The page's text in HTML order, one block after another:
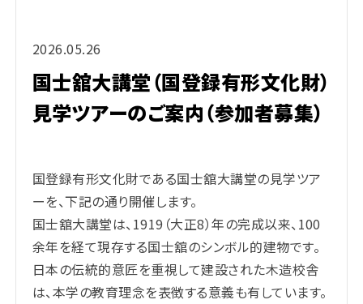
2026.05.26
国士舘大講堂（国登録有形文化財）
見学ツアーのご案内（参加者募集）
国登録有形文化財である国士舘大講堂の見学ツア
ーを、下記の通り開催します。
国士舘大講堂は、1919（大正8）年の完成以来、100
余年を経て現存する国士舘のシンボル的建物です。
日本の伝統的意匠を重視して建設された木造校舎
は、本学の教育理念を表徴する意義も有しています。